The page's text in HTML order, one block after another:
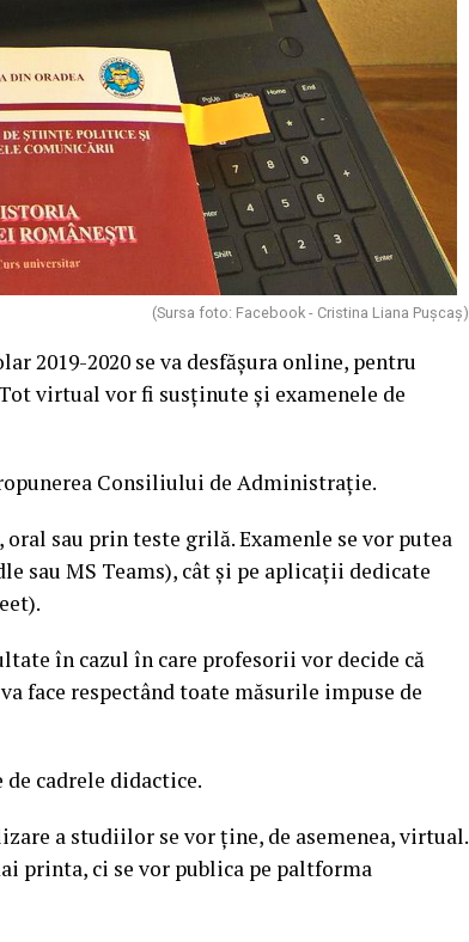
(Sursa foto: Facebook - Cristina Liana Pușcaș)
2019-2020 se va desfășura online, pentru
virtual vor fi susținute și examenele de
Consiliului de Administrație.
sau prin teste grilă. Examenle se vor putea
sau MS Teams), cât și pe aplicații dedicate
în cazul în care profesorii vor decide că
face respectând toate măsurile impuse de
cadrele didactice.
a studiilor se vor ține, de asemenea, virtual.
printa, ci se vor publica pe paltforma